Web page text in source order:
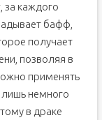
за каждого
бафф,
получает
позволяя в
применять
лишь немного
в драке